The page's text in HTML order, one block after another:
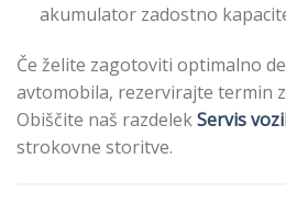
akumulator zadostno
Če želite zagotoviti optimalno
avtomobila, rezervirajte termin
Obiščite naš razdelekServis
strokovne storitve.